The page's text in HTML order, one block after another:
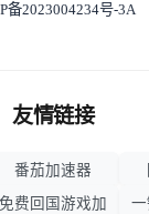
备2023004234号-3A
友情链接
番茄加速器
免费回国游戏加